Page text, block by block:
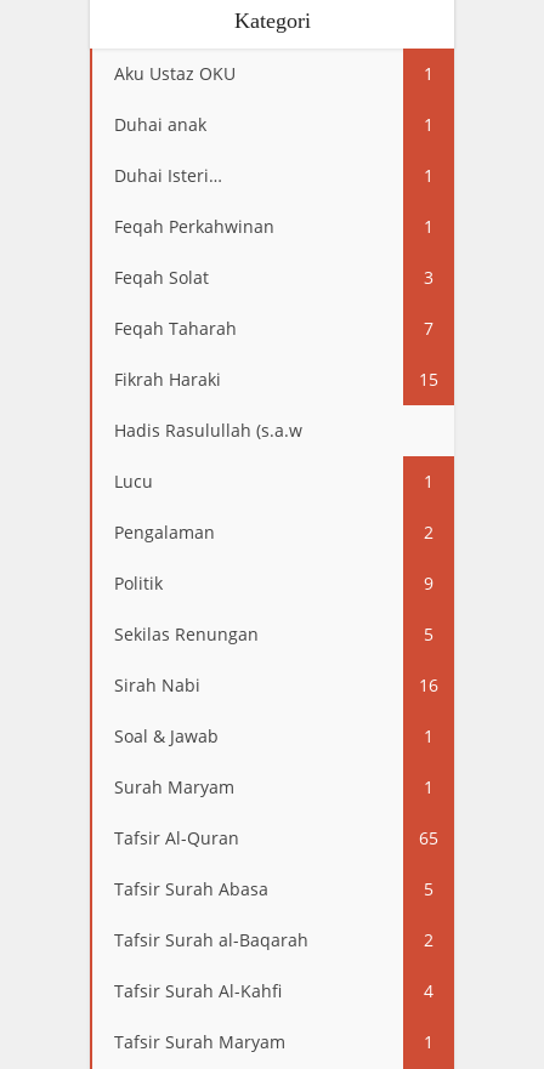
Kategori
Aku Ustaz OKU 1
Duhai anak 1
Duhai Isteri… 1
Feqah Perkahwinan 1
Feqah Solat 3
Feqah Taharah 7
Fikrah Haraki 15
Hadis Rasulullah (s.a.w
Lucu 1
Pengalaman 2
Politik 9
Sekilas Renungan 5
Sirah Nabi 16
Soal & Jawab 1
Surah Maryam 1
Tafsir Al-Quran 65
Tafsir Surah Abasa 5
Tafsir Surah al-Baqarah 2
Tafsir Surah Al-Kahfi 4
Tafsir Surah Maryam 1